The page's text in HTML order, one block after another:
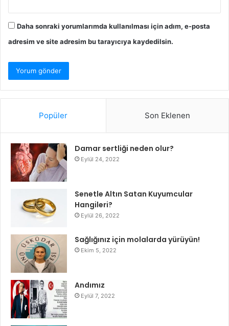
Daha sonraki yorumlarımda kullanılması için adım, e-posta
adresim ve site adresim bu tarayıcıya kaydedilsin.
Popüler Son Eklenen
Damar sertliği neden olur?
Eylül 24, 2022
Senetle Altın Satan Kuyumcular
Hangileri?
Eylül 26, 2022
Sağlığınız için molalarda yürüyün!
Ekim 5, 2022
Andımız
Eylül 7, 2022